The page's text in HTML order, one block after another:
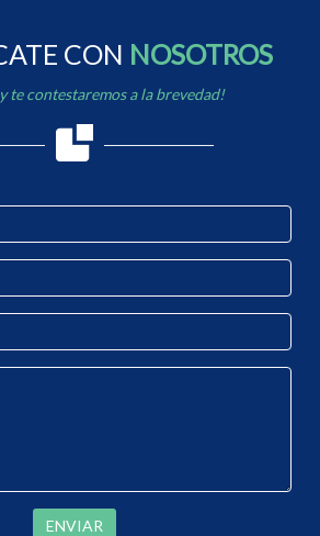
CON NOSOTROS
te contestaremos a la brevedad!
ENVIAR